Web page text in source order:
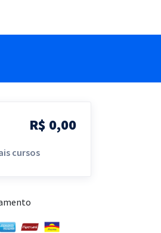
R$ 0,00
cursos